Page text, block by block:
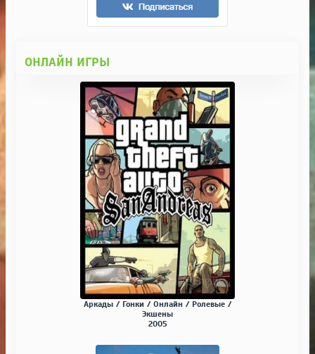
ОНЛАЙН ИГРЫ
Аркады / Гонки / Онлайн / Ролевые /
Экшены
2005